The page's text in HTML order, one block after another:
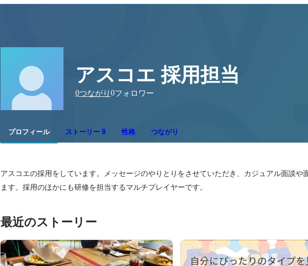
アスコエ 採用担当
0つながり 0フォロワー
プロフィール ストーリー 9 性格 つながり
アスコエの採用をしています。メッセージのやりとりをさせていただき、カジュアル面談や
ます。採用のほかにも研修を担当するマルチプレイヤーです。
最近のストーリー